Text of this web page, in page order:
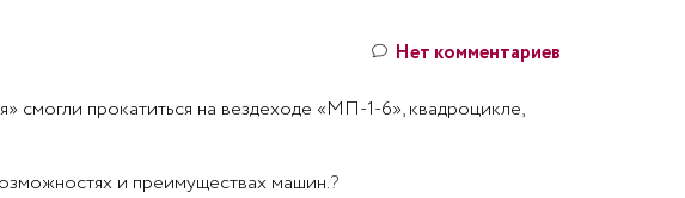
Нет комментариев
смогли прокатиться на вездеходе «МП-1-6», квадроцикле,
и преимуществах машин.?